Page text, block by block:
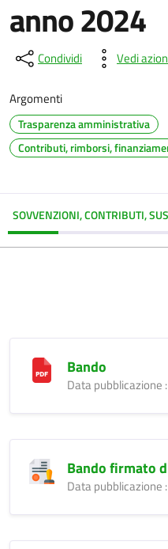
anno 2024
Condividi Vedi
Argomenti
Trasparenza amministrativa
Contributi, rimborsi,
SOVVENZIONI, CONTRIBUTI,
Bando
Data
Bando firmato
Data